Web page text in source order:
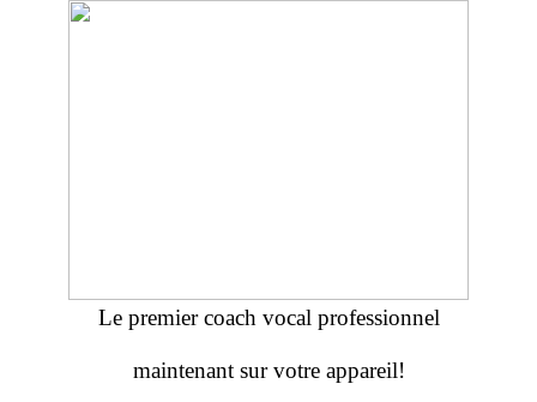
Le premier coach vocal professionnel
maintenant sur votre appareil!